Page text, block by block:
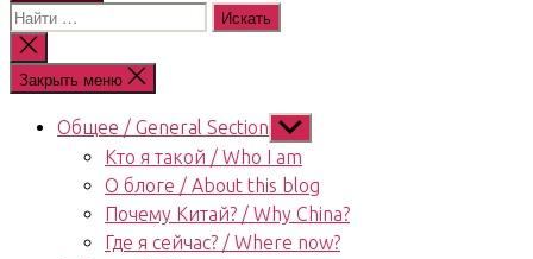
Поиск:
Закрыть
поиск
Закрыть меню
Общее / General Section Показывать
подменю
Кто я такой / Who I am
О блоге / About this blog
Почему Китай? / Why China?
Где я сейчас? / Where now?